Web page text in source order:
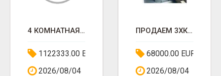
4 КОМНАТНАЯ ПРОДАЖА
1122333.00 EUR
2026/08/04
ПРОДАЕМ 3ХКОМНАТНУЮ ХОРОШУЮ КВАРТИРУ
68000.00 EUR
2026/08/04